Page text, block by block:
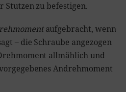
Stutzen zu befestigen.
aufgebracht, wenn
– die Schraube angezogen
allmählich und
Andrehmoment